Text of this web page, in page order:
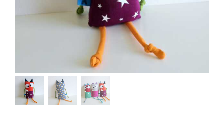
Spedizioni